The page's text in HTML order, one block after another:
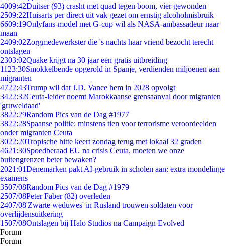
4009:42Duitser (93) crasht met quad tegen boom, vier gewonden
2509:22Huisarts per direct uit vak gezet om ernstig alcoholmisbruik
6609:19Onlyfans-model met G-cup wil als NASA-ambassadeur naar
maan
2409:02Zorgmedewerkster die 's nachts haar vriend bezocht terecht
ontslagen
2303:02Quake krijgt na 30 jaar een gratis uitbreiding
11 23:30Smokkelbende opgerold in Spanje, verdienden miljoenen aan
migranten
4722:43Trump wil dat J.D. Vance hem in 2028 opvolgt
3422:32Ceuta-leider noemt Marokkaanse grensaanval door migranten
'gruweldaad'
3822:29Random Pics van de Dag #1977
3822:28Spaanse politie: minstens tien voor terrorisme veroordeelden
onder migranten Ceuta
3022:20Tropische hitte keert zondag terug met lokaal 32 graden
4621:30Spoedberaad EU na crisis Ceuta, moeten we onze
buitengrenzen beter bewaken?
2021:01Denemarken pakt AI-gebruik in scholen aan: extra mondelinge
examens
3507/08Random Pics van de Dag #1979
2507/08Peter Faber (82) overleden
2407/08'Zwarte weduwes' in Rusland trouwen soldaten voor
overlijdensuitkering
1507/08Ontslagen bij Halo Studios na Campaign Evolved
Forum
Forum